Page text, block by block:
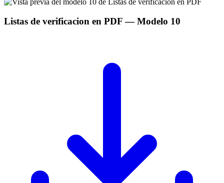
Listas de verificacion en PDF— Modelo 10